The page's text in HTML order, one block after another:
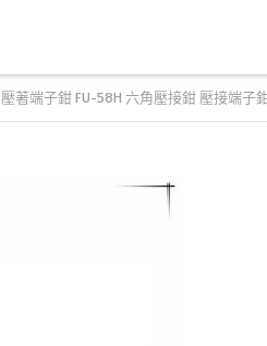
壓著端子鉗 FU-58H 六角壓接鉗 壓接端子